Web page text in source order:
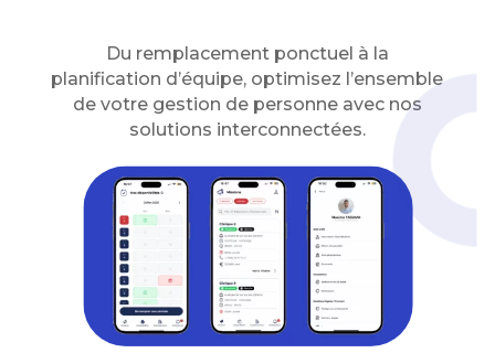
Du remplacement ponctuel à la
planification d’équipe, optimisez l’ensemble
de votre gestion de personne avec nos
solutions interconnectées.